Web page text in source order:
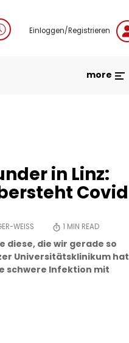
Einloggen/Registrieren
more
in Linz:
Covid
WEISS 1 MIN READ
diese, die wir gerade so
Universitätsklinikum hat
schwere Infektion mit